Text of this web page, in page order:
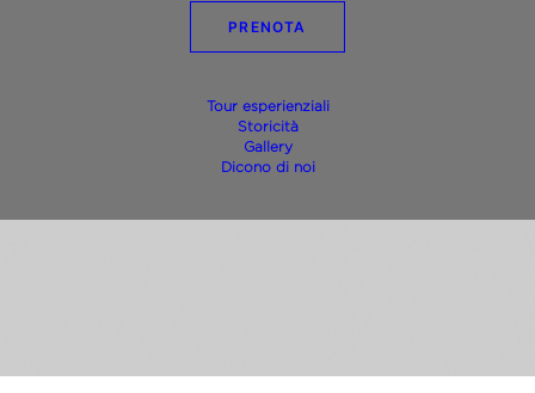
PRENOTA
Tour esperienziali
Storicità
Gallery
Dicono di noi
Amarone e Recioto Tommasi